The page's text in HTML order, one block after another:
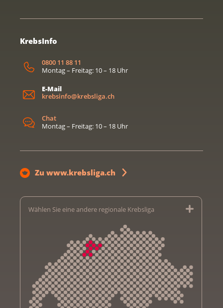
KrebsInfo
0800 11 88 11
Montag – Freitag: 10 – 18 Uhr
E-Mail
krebsinfo@krebsliga.ch
Chat
Montag – Freitag: 10 – 18 Uhr
Zu www.krebsliga.ch
Wählen Sie eine andere regionale Krebsliga